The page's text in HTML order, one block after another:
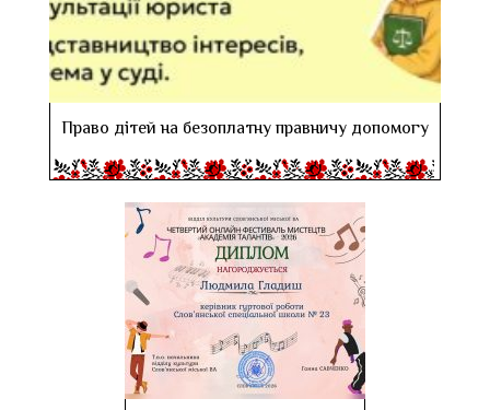
Право дітей на безоплатну правничу допомогу